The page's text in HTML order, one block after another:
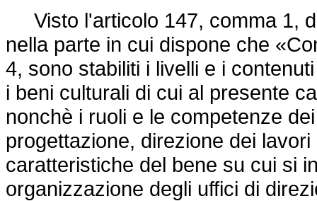
Visto l'articolo 147, comma 1,
nella parte in cui dispone che
4, sono stabiliti i livelli e i
i beni culturali di cui al presente
nonchè i ruoli e le competenze
progettazione, direzione dei
caratteristiche del bene su cui si
organizzazione degli uffici di